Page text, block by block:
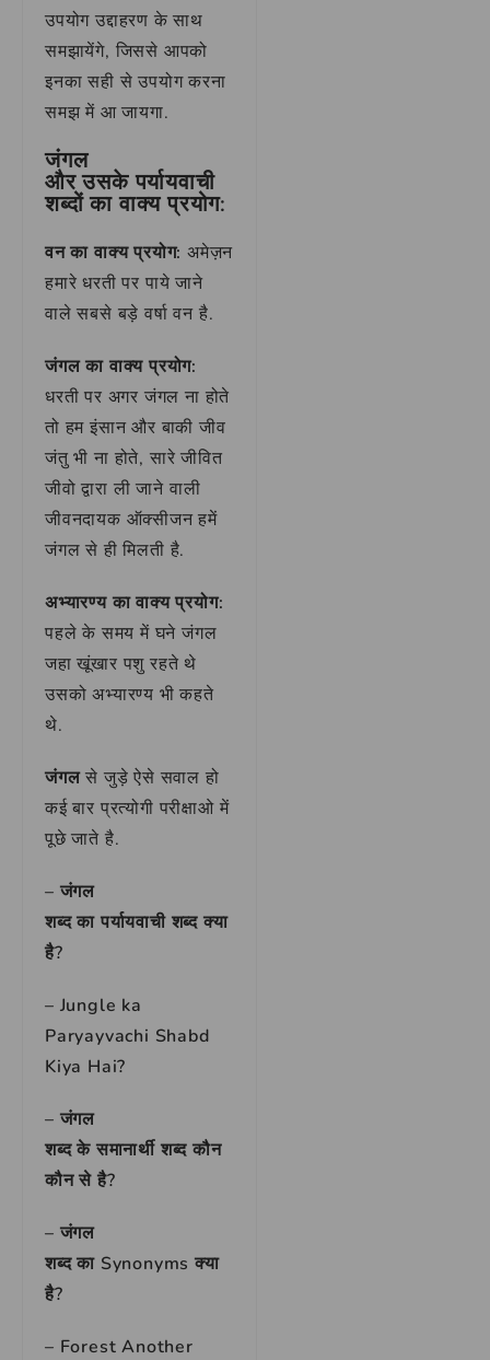
उपयोग उद्दाहरण के साथ
समझायेंगे, जिससे आपको
इनका सही से उपयोग करना
समझ में आ जायगा.
जंगल
और उसके पर्यायवाची
शब्दों का वाक्य प्रयोग:
वन का वाक्य प्रयोग: अमेज़न
हमारे धरती पर पाये जाने
वाले सबसे बड़े वर्षा वन है.
जंगल का वाक्य प्रयोग:
धरती पर अगर जंगल ना होते
तो हम इंसान और बाकी जीव
जंतु भी ना होते, सारे जीवित
जीवो द्वारा ली जाने वाली
जीवनदायक ऑक्सीजन हमें
जंगल से ही मिलती है.
अभ्यारण्य का वाक्य प्रयोग:
पहले के समय में घने जंगल
जहा खूंखार पशु रहते थे
उसको अभ्यारण्य भी कहते
थे.
जंगलसे जुड़े ऐसे सवाल हो
कई बार प्रत्योगी परीक्षाओ में
पूछे जाते है.
– जंगल
शब्द का पर्यायवाची शब्द क्या
है?
– Jungle ka
Paryayvachi Shabd
Kiya Hai?
– जंगल
शब्द के समानार्थी शब्द कौन
कौन से है?
– जंगल
शब्द का Synonyms क्या
है?
– Forest Another